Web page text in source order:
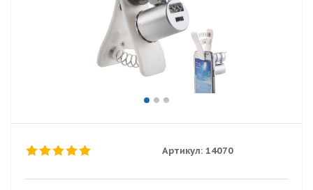
Артикул: 14070